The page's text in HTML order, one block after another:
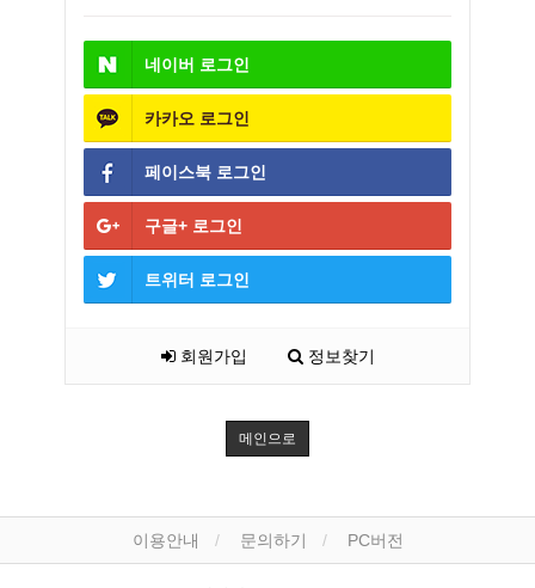
네이버 로그인
카카오 로그인
페이스북 로그인
구글+ 로그인
트위터 로그인
회원가입 정보찾기
메인으로
이용안내 문의하기 PC버전